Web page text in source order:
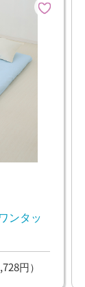
ンタッ
円）